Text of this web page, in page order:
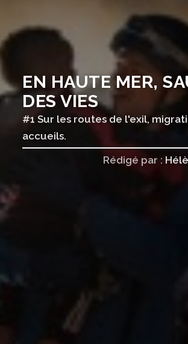
EN HAUTE MER,
DES VIES
#1 Sur les routes de l'exil,
accueils.
Rédigé par :